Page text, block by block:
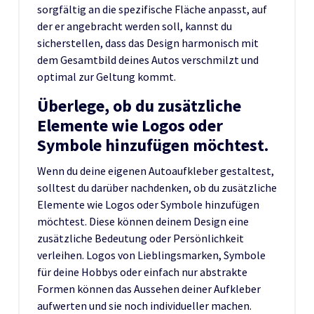
sorgfältig an die spezifische Fläche anpasst, auf
der er angebracht werden soll, kannst du
sicherstellen, dass das Design harmonisch mit
dem Gesamtbild deines Autos verschmilzt und
optimal zur Geltung kommt.
Überlege, ob du zusätzliche
Elemente wie Logos oder
Symbole hinzufügen möchtest.
Wenn du deine eigenen Autoaufkleber gestaltest,
solltest du darüber nachdenken, ob du zusätzliche
Elemente wie Logos oder Symbole hinzufügen
möchtest. Diese können deinem Design eine
zusätzliche Bedeutung oder Persönlichkeit
verleihen. Logos von Lieblingsmarken, Symbole
für deine Hobbys oder einfach nur abstrakte
Formen können das Aussehen deiner Aufkleber
aufwerten und sie noch individueller machen.